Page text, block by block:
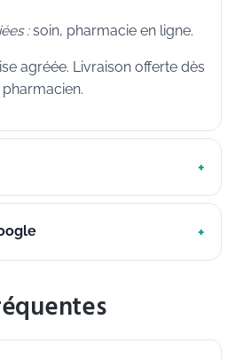
:soin, pharmacie en ligne.
agréée. Livraison offerte dès
pharmacien.